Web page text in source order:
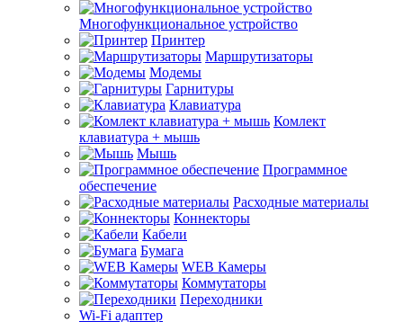
Многофункциональное устройство
Принтер
Маршрутизаторы
Модемы
Гарнитуры
Клавиатура
Комлект
клавиатура + мышь
Мышь
Программное
обеспечение
Расходные материалы
Коннекторы
Кабели
Бумага
WEB Камеры
Коммутаторы
Переходники
Wi-Fi адаптер